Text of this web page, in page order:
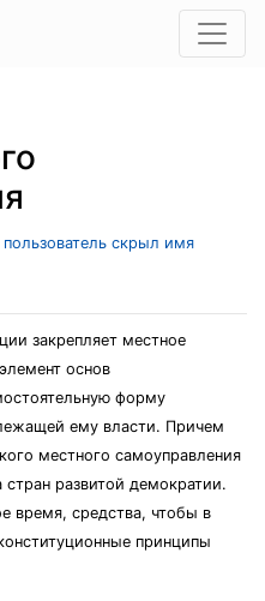
скрыл имя
закрепляет местное
основ
форму
ему власти. Причем
местного самоуправления
развитой демократии.
время, средства, чтобы в
принципы